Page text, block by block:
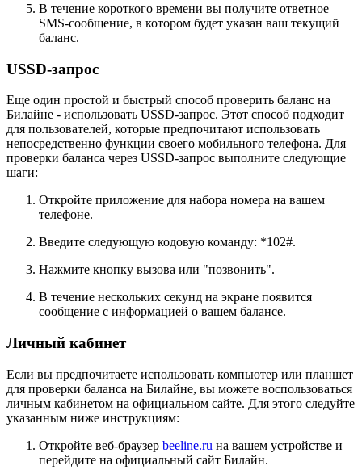
В течение короткого времени вы получите ответное
SMS-сообщение, в котором будет указан ваш текущий
баланс.
USSD-запрос
Еще один простой и быстрый способ проверить баланс на
Билайне - использовать USSD-запрос. Этот способ подходит
для пользователей, которые предпочитают использовать
непосредственно функции своего мобильного телефона. Для
проверки баланса через USSD-запрос выполните следующие
шаги:
Откройте приложение для набора номера на вашем
телефоне.
Введите следующую кодовую команду: *102#.
Нажмите кнопку вызова или "позвонить".
В течение нескольких секунд на экране появится
сообщение с информацией о вашем балансе.
Личный кабинет
Если вы предпочитаете использовать компьютер или планшет
для проверки баланса на Билайне, вы можете воспользоваться
личным кабинетом на официальном сайте. Для этого следуйте
указанным ниже инструкциям:
Откройте веб-браузер beeline.ru на вашем устройстве и
перейдите на официальный сайт Билайн.